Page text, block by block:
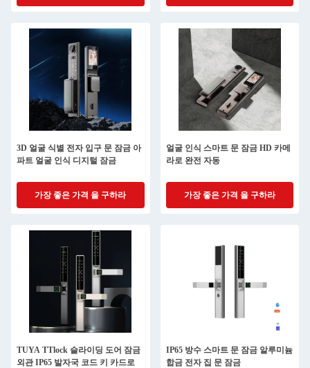
3D 얼굴 식별 전자 입구 문 잠금 아
파트 얼굴 인식 디지털 잠금
가장 좋은 가격 을 구하라
얼굴 인식 스마트 문 잠금 HD 카메
라로 완전 자동
가장 좋은 가격 을 구하라
TUYA TTlock 슬라이딩 도어 잠금
외관 IP65 발자국 코드 키 카드로
IP65 방수 스마트 문 잠금 알루미늄
합금 전자 집 문 잠금